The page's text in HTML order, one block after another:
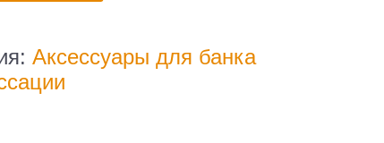
Аксессуары для банка